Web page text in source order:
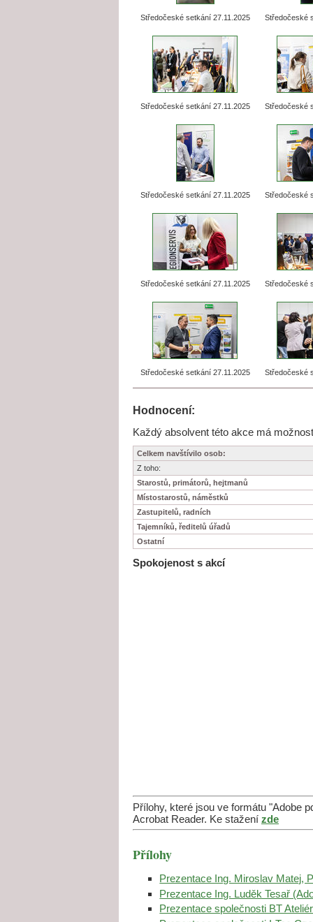
Středočeské setkání 27.11.2025 Středočeské
Středočeské setkání 27.11.2025 Středočeské
Středočeské setkání 27.11.2025 Středočeské
Středočeské setkání 27.11.2025 Středočeské
Středočeské setkání 27.11.2025 Středočeské
Hodnocení:
Každý absolvent této akce má
Celkem navštívilo osob:
Z toho:
Starostů, primátorů, hejtmanů
Místostarostů, náměstků
Zastupitelů, radních
Tajemníků, ředitelů úřadů
Ostatní
Spokojenost s akcí
Přílohy, které jsou ve formátu "Adobe
Acrobat Reader. Ke stažení zde
Přílohy
Prezentace Ing. Miroslav Matej,
Prezentace Ing. Luděk Tesař
Prezentace společnosti BT